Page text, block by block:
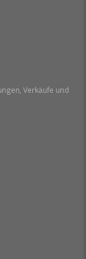
Verkäufe und